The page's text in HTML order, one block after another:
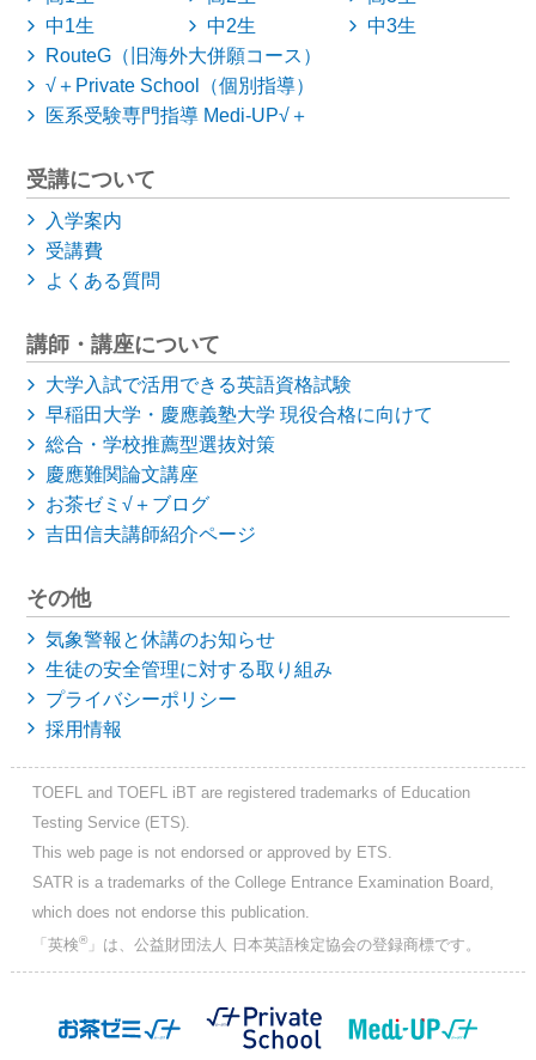
中1生
中2生
中3生
RouteG（旧海外大併願コース）
√＋Private School（個別指導）
医系受験専門指導 Medi-UP√＋
受講について
入学案内
受講費
よくある質問
講師・講座について
大学入試で活用できる英語資格試験
早稲田大学・慶應義塾大学現役合格に向けて
総合・学校推薦型選抜対策
慶應難関論文講座
お茶ゼミ√＋ブログ
吉田信夫講師紹介ページ
その他
気象警報と休講のお知らせ
生徒の安全管理に対する取り組み
プライバシーポリシー
採用情報
TOEFL and TOEFL iBT are registered trademarks of Education
Testing Service (ETS).
This web page is not endorsed or approved by ETS.
SATR is a trademarks of the College Entrance Examination Board,
which does not endorse this publication.
「英検®」は、公益財団法人 日本英語検定協会の登録商標です。